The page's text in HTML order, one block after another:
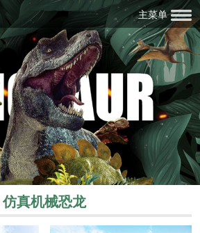
主菜单
仿真机械恐龙